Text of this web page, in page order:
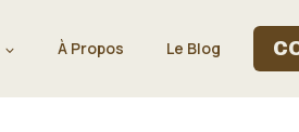
À Propos Le Blog